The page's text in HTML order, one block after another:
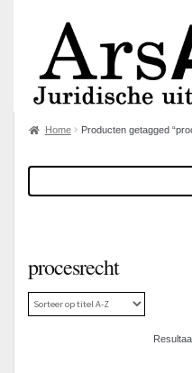
Home Producten getagged
procesrecht